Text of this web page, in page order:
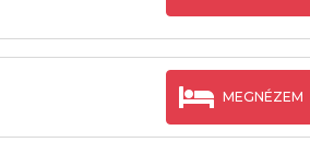
MEGNÉZEM